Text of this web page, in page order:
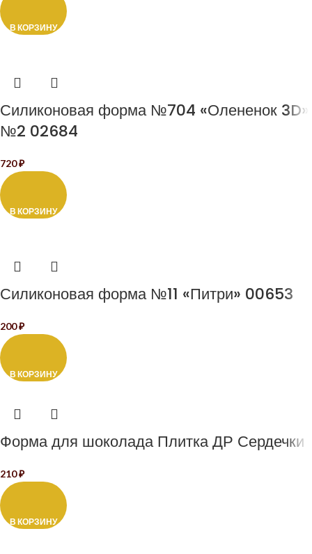
В КОРЗИНУ
Силиконовая форма №704 «Олененок 3D»
№2 02684
720₽
В КОРЗИНУ
Силиконовая форма №11 «Питри» 00653
200₽
В КОРЗИНУ
Форма для шоколада Плитка ДР Сердечки
210₽
В КОРЗИНУ